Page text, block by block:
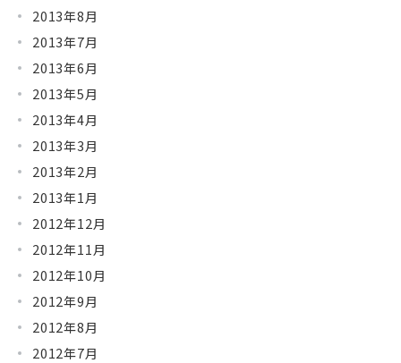
2013年8月
2013年7月
2013年6月
2013年5月
2013年4月
2013年3月
2013年2月
2013年1月
2012年12月
2012年11月
2012年10月
2012年9月
2012年8月
2012年7月